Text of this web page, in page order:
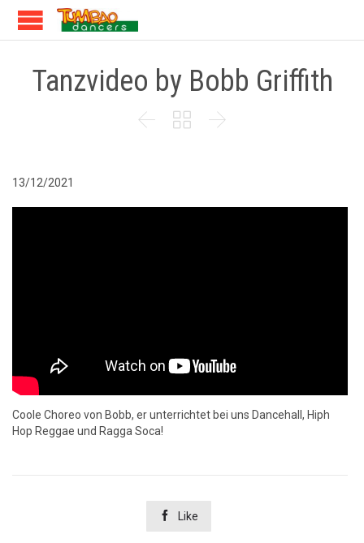
Tanzvideo by Bobb Griffith
  
13/12/2021
Coole Choreo von Bobb, er unterrichtet bei uns Dancehall, Hiph
Hop Reggae und Ragga Soca!
 Like